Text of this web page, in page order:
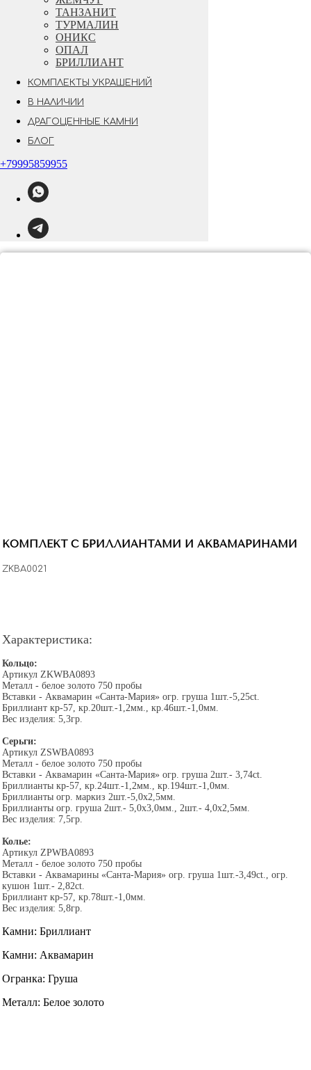
ТАНЗАНИТ
ТУРМАЛИН
ОНИКС
ОПАЛ
БРИЛЛИАНТ
КОМПЛЕКТЫ УКРАШЕНИЙ
В НАЛИЧИИ
ДРАГОЦЕННЫЕ КАМНИ
БЛОГ
+79995859955
КОМПЛЕКТ С БРИЛЛИАНТАМИ И АКВАМАРИНАМИ
ZKBA0021
Характеристика:
Кольцо:
Артикул ZKWBA0893
Металл - белое золото 750 пробы
Вставки - Аквамарин «Санта-Мария» огр. груша 1шт.-5,25ct.
Бриллиант кр-57, кр.20шт.-1,2мм., кр.46шт.-1,0мм.
Вес изделия: 5,3гр.
Серьги:
Артикул ZSWBA0893
Металл - белое золото 750 пробы
Вставки - Аквамарин «Санта-Мария» огр. груша 2шт.- 3,74ct.
Бриллианты кр-57, кр.24шт.-1,2мм., кр.194шт.-1,0мм.
Бриллианты огр. маркиз 2шт.-5,0х2,5мм.
Бриллианты огр. груша 2шт.- 5,0х3,0мм., 2шт.- 4,0х2,5мм.
Вес изделия: 7,5гр.
Колье:
Артикул ZPWBA0893
Металл - белое золото 750 пробы
Вставки - Аквамарины «Санта-Мария» огр. груша 1шт.-3,49ct., огр.
кушон 1шт.- 2,82ct.
Бриллиант кр-57, кр.78шт.-1,0мм.
Вес изделия: 5,8гр.
Камни: Бриллиант
Камни: Аквамарин
Огранка: Груша
Металл: Белое золото